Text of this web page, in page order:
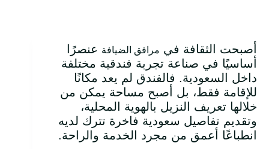
أصبحت الثقافة في مرافق الضيافة عنصرًا
أساسيًا في صناعة تجربة فندقية مختلفة
داخل السعودية. فالفندق لم يعد مكانًا
للإقامة فقط، بل أصبح مساحة يمكن من
خلالها تعريف النزيل بالهوية المحلية،
وتقديم تفاصيل سعودية فاخرة تترك لديه
انطباعًا أعمق من مجرد الخدمة والراحة.